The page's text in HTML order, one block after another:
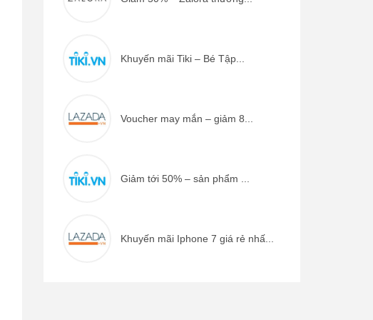
Khuyến mãi Tiki – Bé Tập...
Voucher may mắn – giảm 8...
Giảm tới 50% – sản phẩm ...
Khuyến mãi Iphone 7 giá rẻ nhấ...